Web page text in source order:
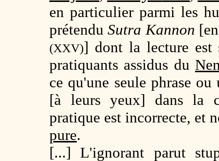
en particulier parmi les
prétenduSutra Kannon
(XXV)] dont la lecture est
pratiquants assidus du
ce qu'une seule phrase
[à leurs yeux] dans la
pratique est incorrecte, et
pure.
[...] L'ignorant parut